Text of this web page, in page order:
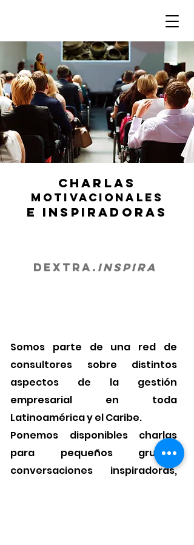
Charlas
motivacionales
e inspiradoras
Dextra. INSPIRA
Somos parte de una red de
consultores sobre distintos
aspectos de la gestión
empresarial en toda
Latinoamérica y el Caribe.
Ponemos disponibles charlas
para pequeños grupos,
conversaciones inspiradoras,